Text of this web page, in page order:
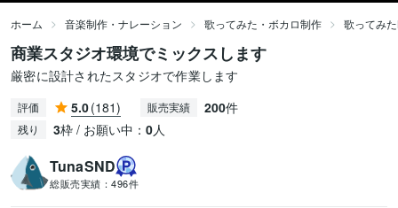
ホーム 音楽制作・ナレーション 歌ってみた・ボカロ制作 歌ってみ
商業スタジオ環境でミックスします
厳密に設計されたスタジオで作業します
評価 5.0(181) 販売実績 200件
残り 3枠 / お願い中： 0人
TunaSND
総販売実績： 496件